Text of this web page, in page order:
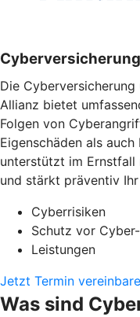
Die Cyberversicherung
Allianz bietet
Folgen von
Eigenschäden als
unterstützt im Ernstfall
und stärkt präventiv
Cyberrisiken
Schutz vor
Leistungen
Jetzt Termin
Was sind